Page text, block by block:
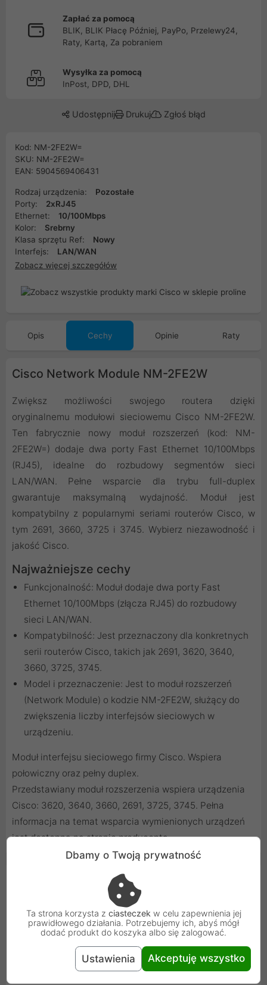
Zapłać za pomocą
BLIK, BLIK Płacę Później, PayPo, Przelewy24,
Raty, Kartą, Za pobraniem
Wysyłka za pomocą
InPost, DPD, DHL
Udostępnij Drukuj Zgłoś błąd
Kod: NM-2FE2W=
SKU: NM-2FE2W=
EAN: 5904569406431
Rodzaj urządzenia:
Pozostałe
Porty:
2xRJ45
Ethernet:
10/100Mbps
Kolor:
Srebrny
Klasa sprzętu Ref:
Nowy
Interfejs:
LAN/WAN
Zobacz więcej szczegółów
Opis Cechy Opinie Raty
Cisco Network Module NM-2FE2W
Zwiększ możliwości swojego routera dzięki
oryginalnemu modułowi sieciowemu Cisco NM-2FE2W.
Ten fabrycznie nowy moduł rozszerzeń (kod: NM-
2FE2W=) dodaje dwa porty Fast Ethernet 10/100Mbps
(RJ45), idealne do rozbudowy segmentów sieci
LAN/WAN. Pełne wsparcie dla trybu full-duplex
gwarantuje maksymalną wydajność. Moduł jest
kompatybilny z popularnymi seriami routerów Cisco, w
tym 2691, 3660, 3725 i 3745. Wybierz niezawodność i
jakość Cisco.
Najważniejsze cechy
Funkcjonalność: Moduł dodaje dwa porty Fast
Ethernet 10/100Mbps (złącza RJ45) do rozbudowy
sieci LAN/WAN.
Kompatybilność: Jest przeznaczony dla konkretnych
serii routerów Cisco, takich jak 2691, 3620, 3640,
3660, 3725, 3745.
Model i przeznaczenie: Jest to moduł rozszerzeń
(Network Module) o kodzie NM-2FE2W, służący do
zwiększenia liczby interfejsów sieciowych w
urządzeniu.
Moduł interfejsu sieciowego firmy Cisco. Wspiera
połowiczny oraz pełny duplex.
Przedstawiany moduł rozszerzenia wspiera urządzenia
Cisco: 3620, 3640, 3660, 2691, 3725, 3745. Pełna
informacja na temat wsparcia wymienionych urządzeń
jest dostępna na stronie producenta.
Cechy produktu
Rodzaj urządzenia Pozostałe
Porty 2xRJ45
10/100Mbps
Dbamy o Twoją prywatność
Ta strona korzysta z ciasteczek w celu zapewnienia jej
prawidłowego działania. Potrzebujemy ich, abyś mógł
dodać produkt do koszyka albo się zalogować.
Ustawienia Akceptuję wszystko